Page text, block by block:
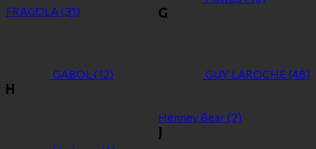
FRAGOLA (31) G
GABOL(12) GUY LAROCHE (48)
H
Henney Bear(2)
J